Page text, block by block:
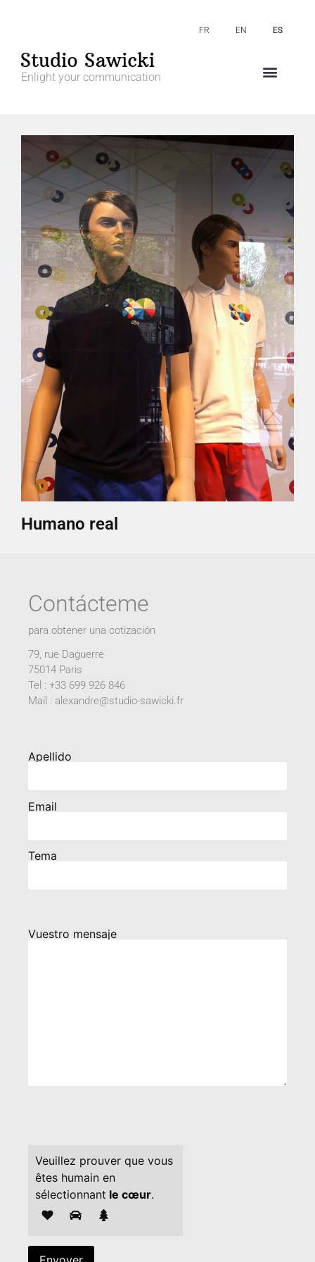
FR EN ES
Enlight your communication
Humano real
Contácteme
para obtener una cotización
79, rue Daguerre
75014 Paris
Tel : +33 699 926 846
Mail : alexandre@studio-sawicki.fr
Apellido
Email
Tema
Vuestro mensaje
Veuillez prouver que vous
êtes humain en
sélectionnant le cœur.